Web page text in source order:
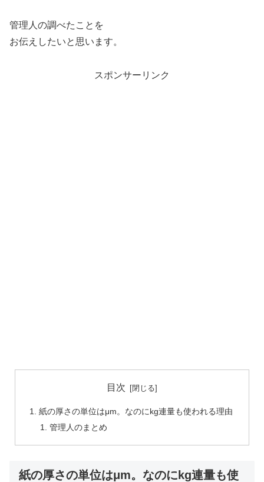
管理人の調べたことを
お伝えしたいと思います。
スポンサーリンク
目次
紙の厚さの単位はμm。なのにkg連量も使われる理由
管理人のまとめ
紙の厚さの単位はμm。なのにkg連量も使